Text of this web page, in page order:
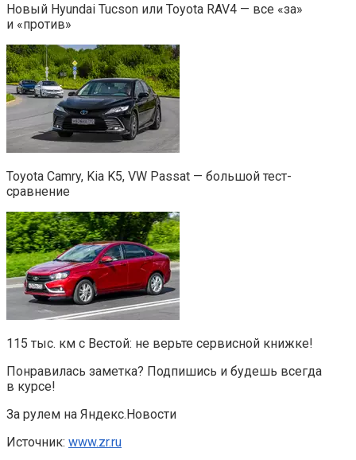
Новый Hyundai Tucson или Toyota RAV4 — все «за»
и «против»
Toyota Camry, Kia K5, VW Passat — большой тест-
сравнение
115 тыс. км с Вестой: не верьте сервисной книжке!
Понравилась заметка? Подпишись и будешь всегда
в курсе!
За рулем на Яндекс.Новости
Источник: www.zr.ru